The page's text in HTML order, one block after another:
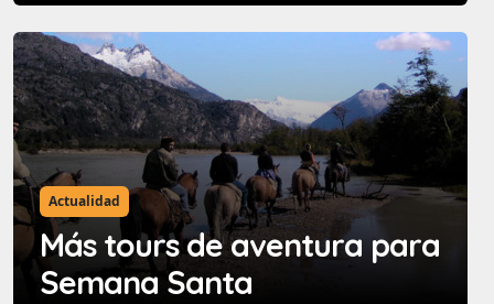
Actualidad
Más tours de aventura para
Semana Santa